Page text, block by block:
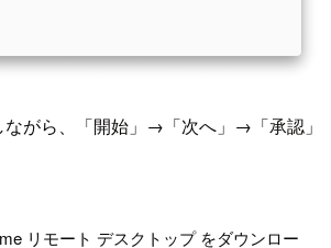
がら、「開始」→「次へ」→「承認」
リモート デスクトップ をダウンロー